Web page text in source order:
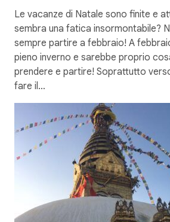
Le vacanze di Natale sono finite e
sembra una fatica insormontabile?
sempre partire a febbraio! A
pieno inverno e sarebbe proprio
prendere e partire! Soprattutto
fare il…